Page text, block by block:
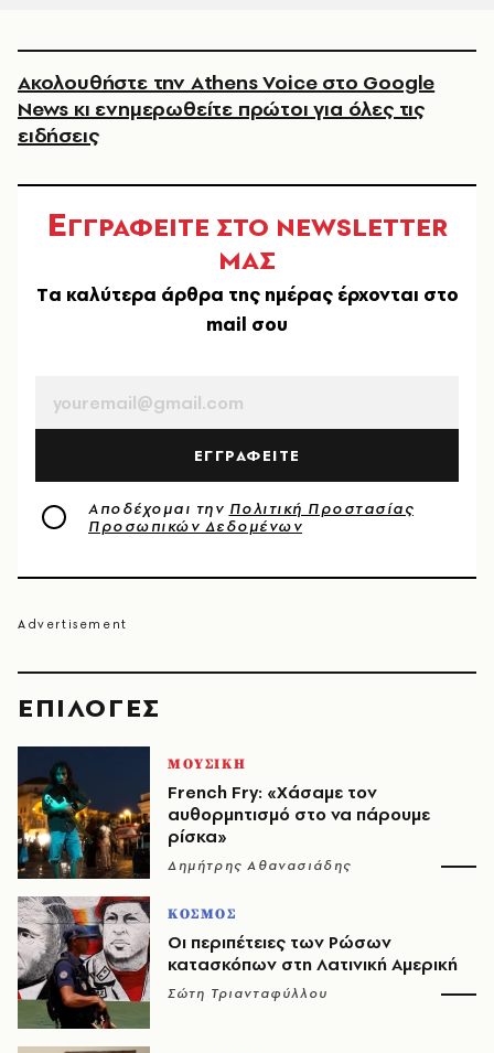
EΠΙΛΟΓΈΣ
ΜΟΥΣΙΚΗ
French Fry: «Χάσαμε τον
αυθορμητισμό στο να πάρουμε
ρίσκα»
Δημήτρης Αθανασιάδης
ΚΟΣΜΟΣ
Οι περιπέτειες των Ρώσων
κατασκόπων στη Λατινική Αμερική
Σώτη Τριανταφύλλου
Ακολουθήστε την Athens Voice στο Google
News κι ενημερωθείτε πρώτοι για όλες τις
ειδήσεις
ΕΓΓΡΑΦΕΙΤΕ ΣΤΟ NEWSLETTER
ΜΑΣ
Tα καλύτερα άρθρα της ημέρας έρχονται στο
mail σου
ΕΓΓΡΑΦΕΙΤΕ
Αποδέχομαι την Πολιτική Προστασίας
Προσωπικών Δεδομένων